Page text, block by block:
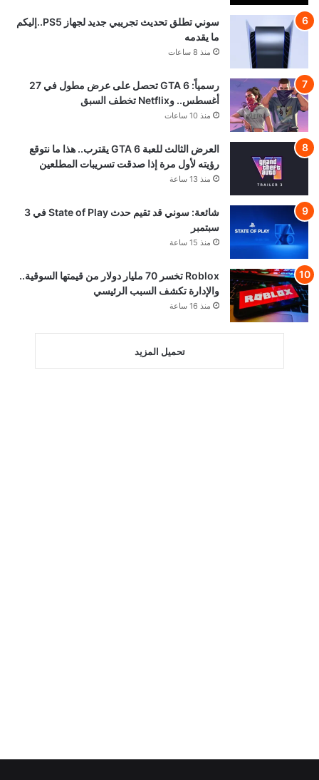
سوني تطلق تحديث تجريبي جديد لجهاز PS5..إليكم
ما يقدمه
منذ 8 ساعات
رسمياً: GTA 6 تحصل على عرض مطول في 27
أغسطس.. وNetflix تخطف السبق
منذ 10 ساعات
العرض الثالث للعبة GTA 6 يقترب.. هذا ما نتوقع
رؤيته لأول مرة إذا صدقت تسريبات المطلعين
منذ 13 ساعة
شائعة: سوني قد تقيم حدث State of Play في 3
سبتمبر
منذ 15 ساعة
Roblox تخسر 70 مليار دولار من قيمتها السوقية..
والإدارة تكشف السبب الرئيسي
منذ 16 ساعة
تحميل المزيد